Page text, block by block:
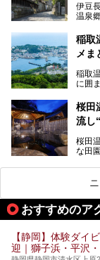
予定
ャー
心に
楽し
───
この
す。
伊豆
温泉
ちろ
この
る温
稲取
メま
稲取
に囲
京か
もう
入れ
ティ
桜田
流し
桜田
な田
地下
で空
かけ
今回
細レ
や食
おすすめのア
【静岡】体験ダイ
迎｜獅子浜・平沢